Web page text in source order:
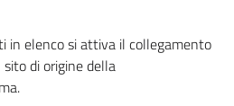
in elenco si attiva il collegamento
di origine della